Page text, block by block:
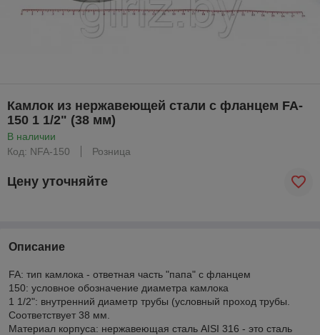
Камлок из нержавеющей стали с фланцем FA-
150 1 1/2" (38 мм)
В наличии
Код: NFA-150
Розница
Цену уточняйте
Описание
FA: тип камлока - ответная часть "папа" с фланцем
150: условное обозначение диаметра камлока
1 1/2": внутренний диаметр трубы (условный проход трубы.
Соответствует 38 мм.
Материал корпуса: нержавеющая сталь AISI 316 - это сталь